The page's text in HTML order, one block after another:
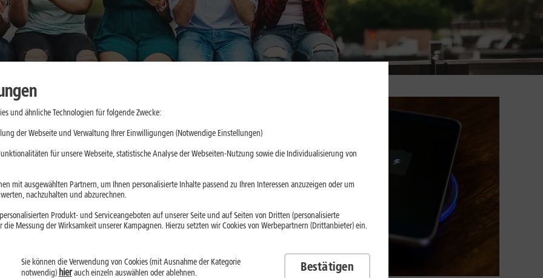
im Alltag
2026 gefragter
lange
und
und ähnliche Technologien für folgende Zwecke:
der Webseite und Verwaltung Ihrer Einwilligungen (Notwendige Einstellungen)
für unsere Webseite, statistische Analyse der Webseiten-Nutzung sowie die Individualisierung von
mit ausgewählten Partnern, um Ihnen personalisierte Inhalte passend zu Ihren Interessen anzuzeigen oder um
nachzuhalten und abzurechnen.
Produkt- und Serviceangeboten auf unserer Seite und auf Seiten von Dritten (personalisierte
Messung der Wirksamkeit unserer Kampagnen. Hierzu setzten wir Cookies von Werbepartnern (Drittanbieter) ein.
Sie können die Verwendung von Cookies (mit Ausnahme der Kategorie
notwendig) hierauch einzeln auswählen oder ablehnen. Bestätigen